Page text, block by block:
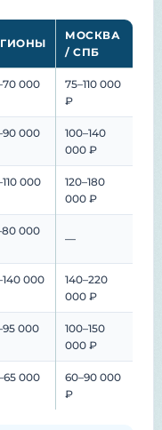
МОСКВА
/ СПБ
000
75–110 000
₽
000
100–140
000 ₽
000
120–180
000 ₽
000
—
000
140–220
000 ₽
000
100–150
000 ₽
000
60–90 000
₽